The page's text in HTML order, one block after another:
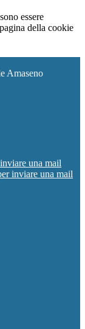
essere
della cookie
Amaseno
una mail
inviare una mail